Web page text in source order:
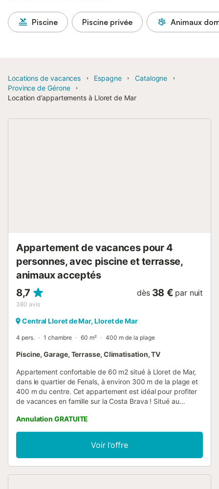
Piscine Piscine privée Animaux
Locations de vacances Espagne
Catalogne
Province de Gérone
Location d’appartements à Lloret de Mar
Appartement de vacances pour 4
personnes, avec piscine et terrasse,
animaux acceptés
8,7
380 avis
dès 38 € par nuit
Central Lloret de Mar, Lloret de Mar
4 pers. 1 chambre 60 m² 400 m de la plage
Piscine, Garage, Terrasse, Climatisation, TV
Appartement confortable de 60 m2 situé à Lloret de Mar,
dans le quartier de Fenals, à environ 300 m de la plage et
400 m du centre. Cet appartement est idéal pour profiter
de vacances en famille sur la Costa Brava ! Situé au
maximum de 4 personnes. Il fait partie d'une résidence
calme avec jardin et piscine communautaires et dispose
d'un garage privé (supplément de 30 €/semaine en cas
d'utilisation). Il comprend un salon-salle à manger (TV +
canapé-lit double (130x180cm) avec accès direct à la
Annulation GRATUITE
Voir l’offre